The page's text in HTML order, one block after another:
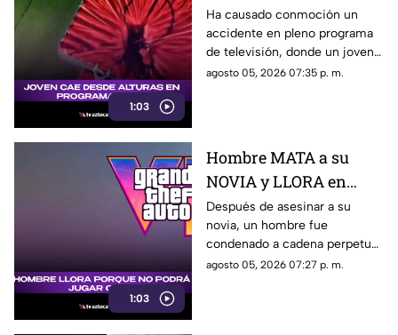
1:03
caer desde 8 metros de
altura en programa de
televisión (+VIDEO)
Ha causado conmoción un
accidente en pleno programa
de televisión, donde un joven
sufrió una caída y terminó
agosto 05, 2026 07:35 p. m.
1:03
Hombre MATA a su
NOVIA y LLORA en
prisión por no poder
jugar GTA; así fue
captado (+VIDEO)
Después de asesinar a su
novia, un hombre fue
condenado a cadena perpetua
y lloró, aunque no por lo
agosto 05, 2026 07:27 p. m.